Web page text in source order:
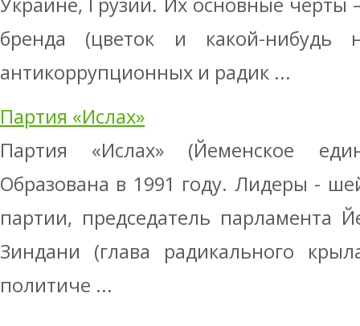
бренда (цветок и какой-нибудь
антикоррупционных и радик ...
Партия «Ислах»
Партия «Ислах» (Йеменское
Образована в 1991 году. Лидеры -
партии, председатель
Зиндани (глава радикального
политиче ...